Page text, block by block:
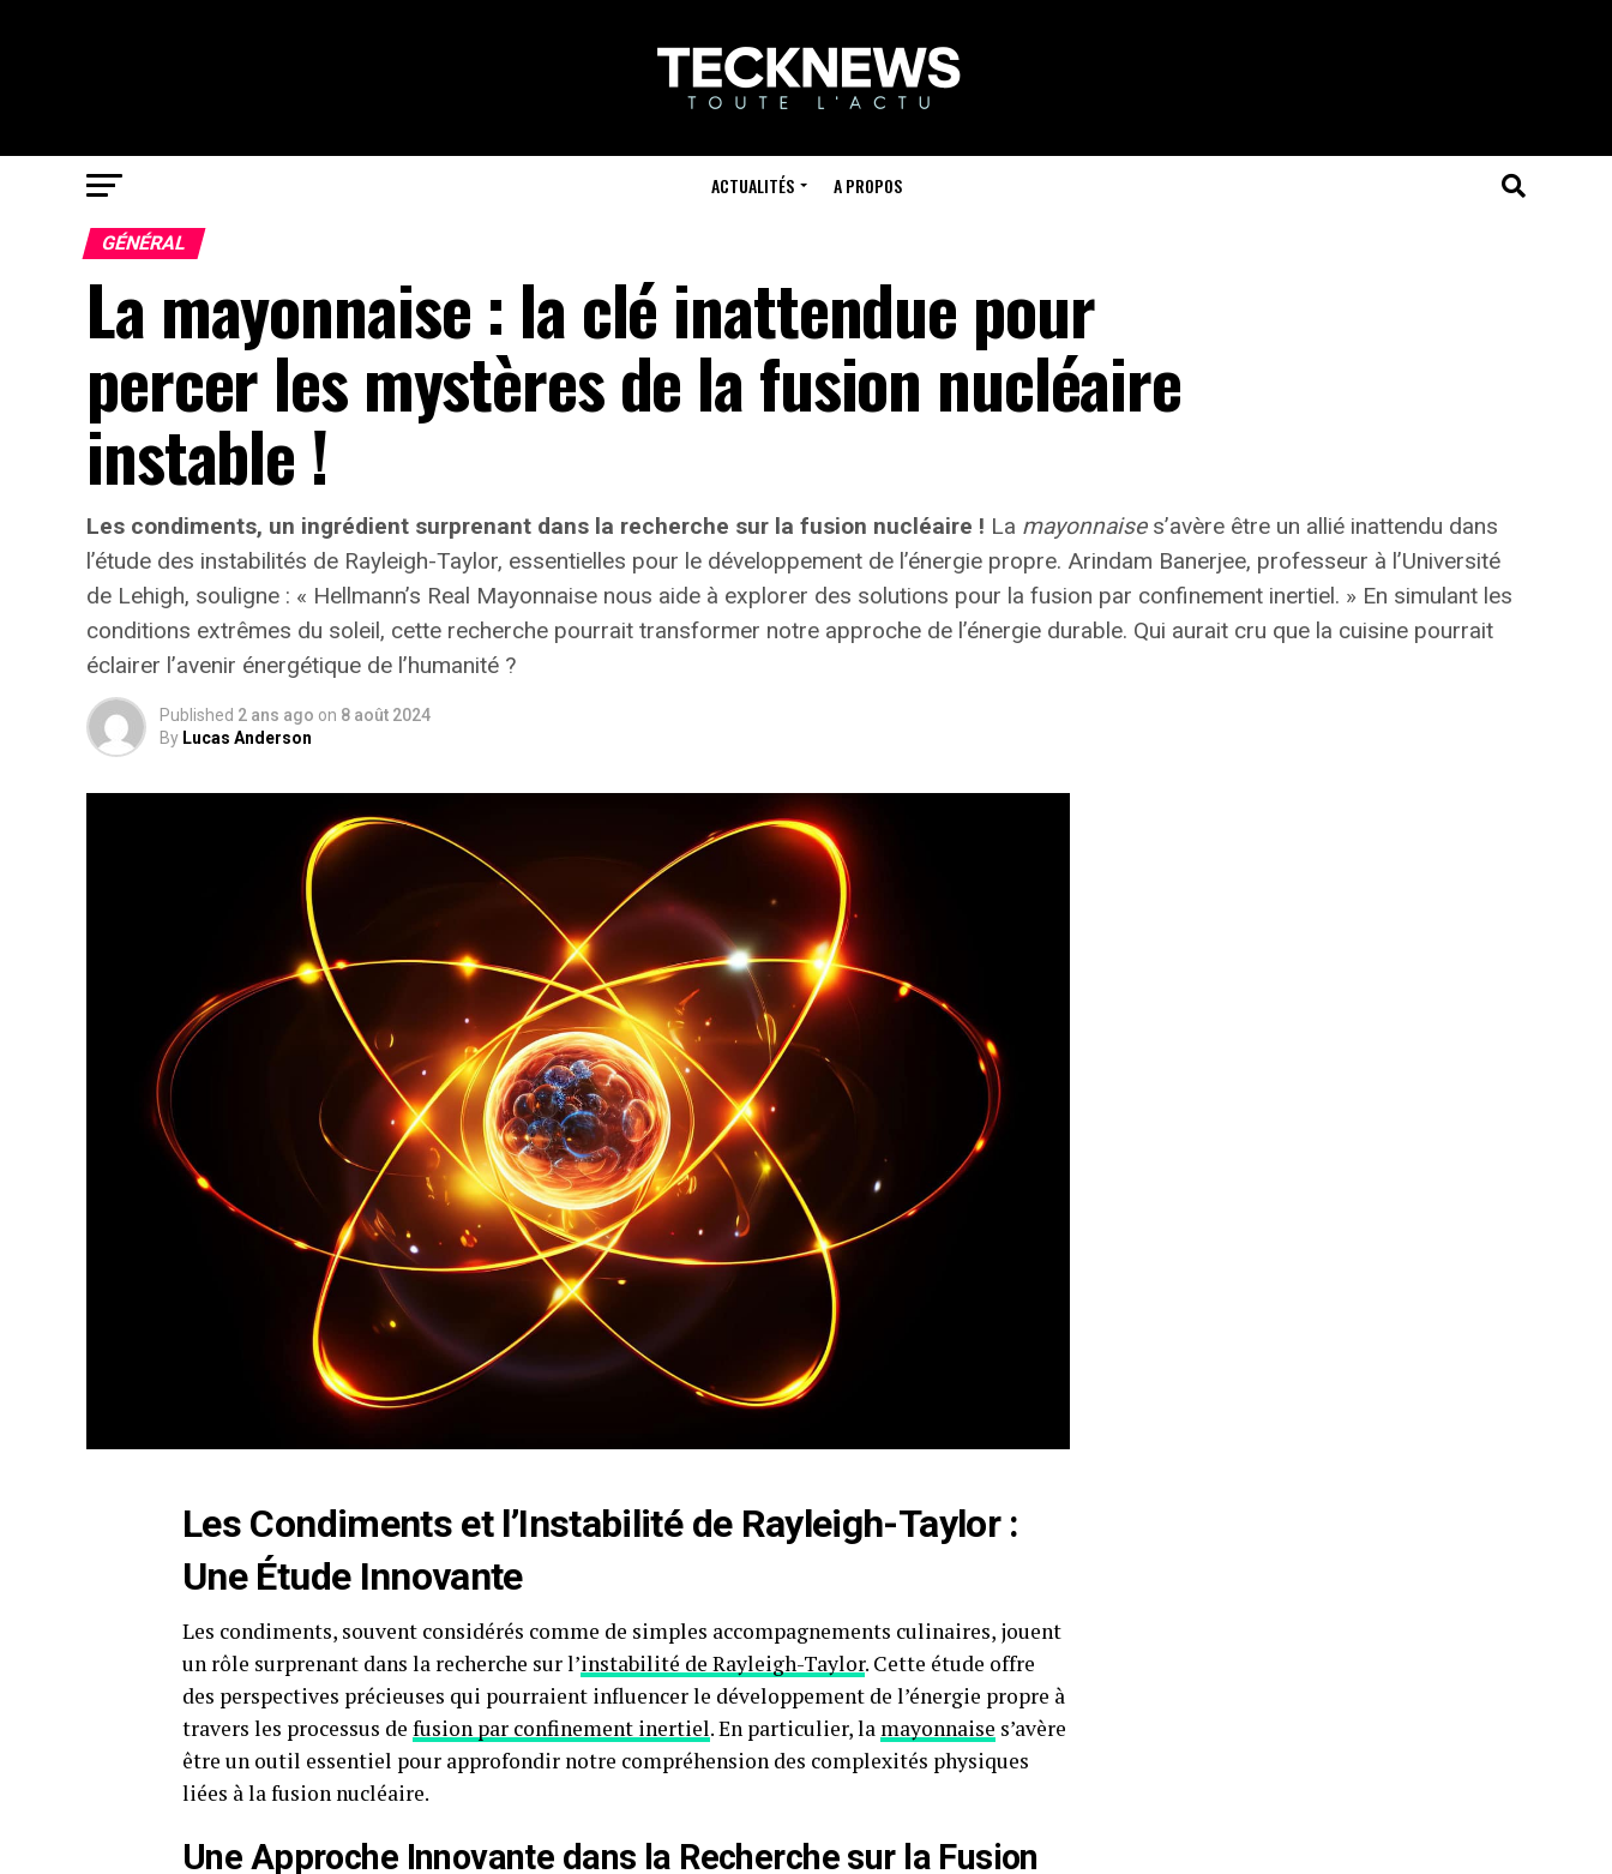
ACTUALITÉS A PROPOS
GÉNÉRAL
La mayonnaise : la clé inattendue pour
percer les mystères de la fusion nucléaire
instable !
Les condiments, un ingrédient surprenant dans la recherche sur la fusion nucléaire ! La mayonnaises’avère être un allié inattendu dans
l’étude des instabilités de Rayleigh-Taylor, essentielles pour le développement de l’énergie propre. Arindam Banerjee, professeur à l’Université
de Lehigh, souligne : « Hellmann’s Real Mayonnaise nous aide à explorer des solutions pour la fusion par confinement inertiel. » En simulant les
conditions extrêmes du soleil, cette recherche pourrait transformer notre approche de l’énergie durable. Qui aurait cru que la cuisine pourrait
éclairer l’avenir énergétique de l’humanité ?
Published 2 ans ago on 8 août 2024
By Lucas Anderson
Les Condiments et l’Instabilité de Rayleigh-Taylor :
Une Étude Innovante
Les condiments, souvent considérés comme de simples accompagnements culinaires, jouent
un rôle surprenant dans la recherche sur l’instabilité de Rayleigh-Taylor. Cette étude offre
des perspectives précieuses qui pourraient influencer le développement de l’énergie propre à
travers les processus de fusion par confinement inertiel. En particulier, la mayonnaise s’avère
être un outil essentiel pour approfondir notre compréhension des complexités physiques
liées à la fusion nucléaire.
Une Approche Innovante dans la Recherche sur la Fusion